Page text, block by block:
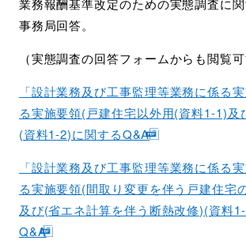
事務局回答。
（実態調査の回答フォームからも閲覧
「設計業務及び工事監理等業務に係る
る実施要領(戸建住宅以外用(資料1-1)及
(資料1-2)に関するQ&A
「設計業務及び工事監理等業務に係る
る実施要領(間取り変更を伴う戸建住宅
及び(省エネ計算を伴う断熱改修)(資料
Q&A